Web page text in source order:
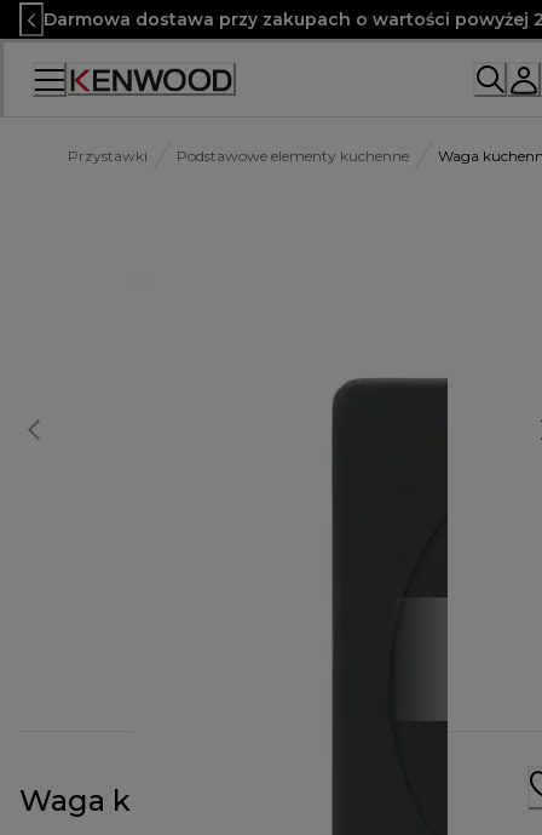
Skip
to
Content
Darmowa dostawa przy zakupach o wartości powyżej
Przystawki Podstawowe elementy kuchenne Waga
Waga kuchenna AT850B